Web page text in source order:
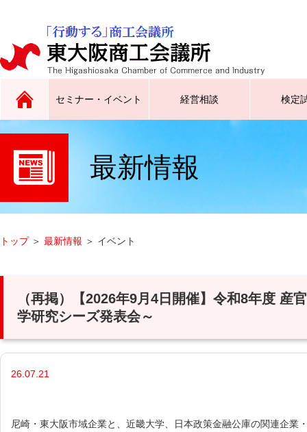
セミナー・イベント 経営相談 検定
原産地証明、インボイス証明、
サイン証明、電子証明書
広告チラシ同封サービスなど
トップス東大阪／東大阪ラグビ
ーグッズ創生クラブなど
合同企業説明会、就職フェスタ
など
最新情報
トップ＞ 最新情報 ＞ イベント
（再掲）【2026年9月4日開催】令和8年度
学研究シーズ発表会～
26.07.21
尼崎・東大阪市域企業と、近畿大学、日本政策金融公庫の関連企業